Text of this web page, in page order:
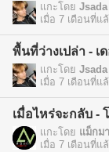
แกะโดย Jsada
เมื่อ 7 เดือนที่แ
พื้นที่ว่างเปล่า - เ
แกะโดย Jsada
เมื่อ 7 เดือนที่แ
เมื่อไหร่จะกลับ -
แกะโดย แม็กม
เมื่อ 7 เดือนที่แ